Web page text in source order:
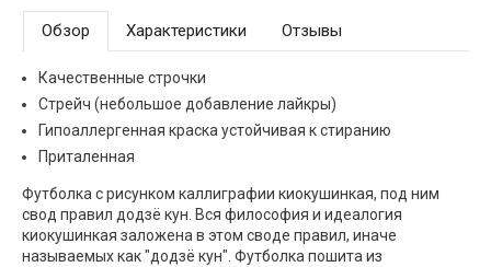
Обзор Характеристики Отзывы
Качественные строчки
Стрейч (небольшое добавление лайкры)
Гипоаллергенная краска устойчивая к стиранию
Приталенная
Футболка с рисунком каллиграфии киокушинкая, под ним
свод правил додзё кун. Вся философия и идеалогия
киокушинкая заложена в этом своде правил, иначе
называемых как "додзё кун". Футболка пошита из